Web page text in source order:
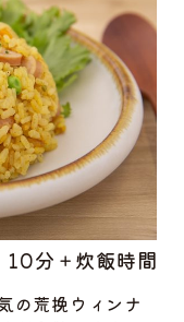
10分＋炊飯時間
の荒挽ウィンナ